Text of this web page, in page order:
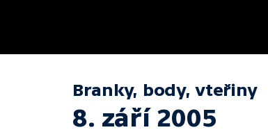
Branky, body, vteřiny
8. září 2005